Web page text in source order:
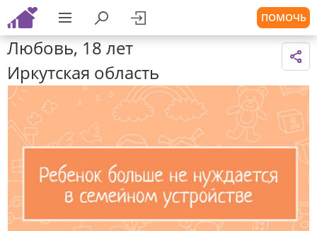
ПОМОЧЬ
Любовь, 18 лет
Иркутская область